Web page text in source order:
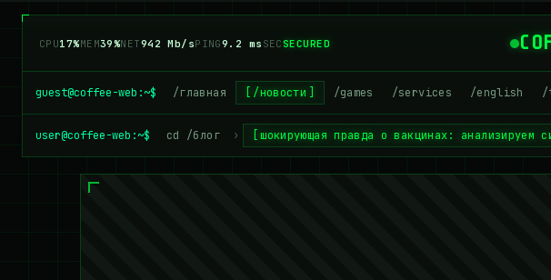
CPU19%MEM39%NET959 Mb/sPING9.2 ms SECSECURED
guest@coffee-web:~$ /главная /новости /games /services /english /
user@coffee-web:~$ cd /блог › шокирующая правда о вакцинах: анализируем